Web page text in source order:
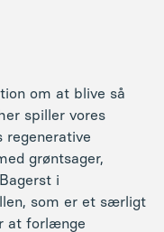
om at blive så
spiller vores
regenerative
grøntsager,
i
som er et særligt
at forlænge